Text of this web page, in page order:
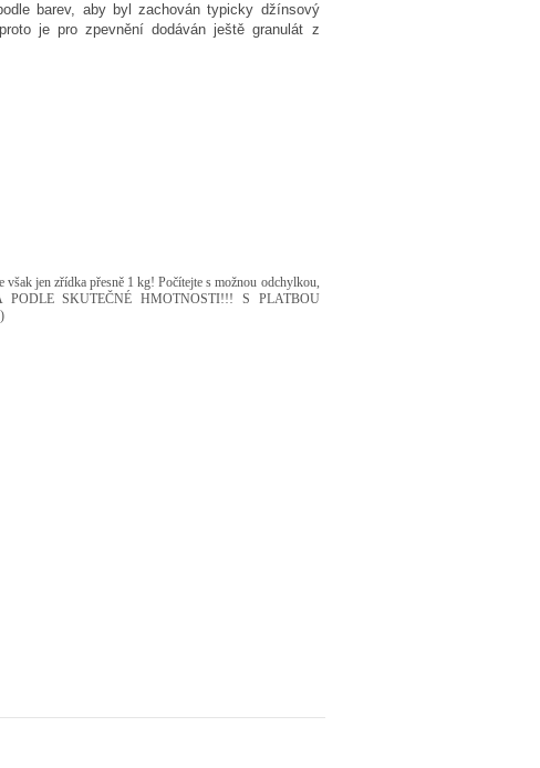
barev, aby byl zachován typicky džínsový
je pro zpevnění dodáván ještě granulát z
jen zřídka přesně 1 kg! Počítejte s možnou odchylkou,
SKUTEČNÉ HMOTNOSTI!!! S PLATBOU